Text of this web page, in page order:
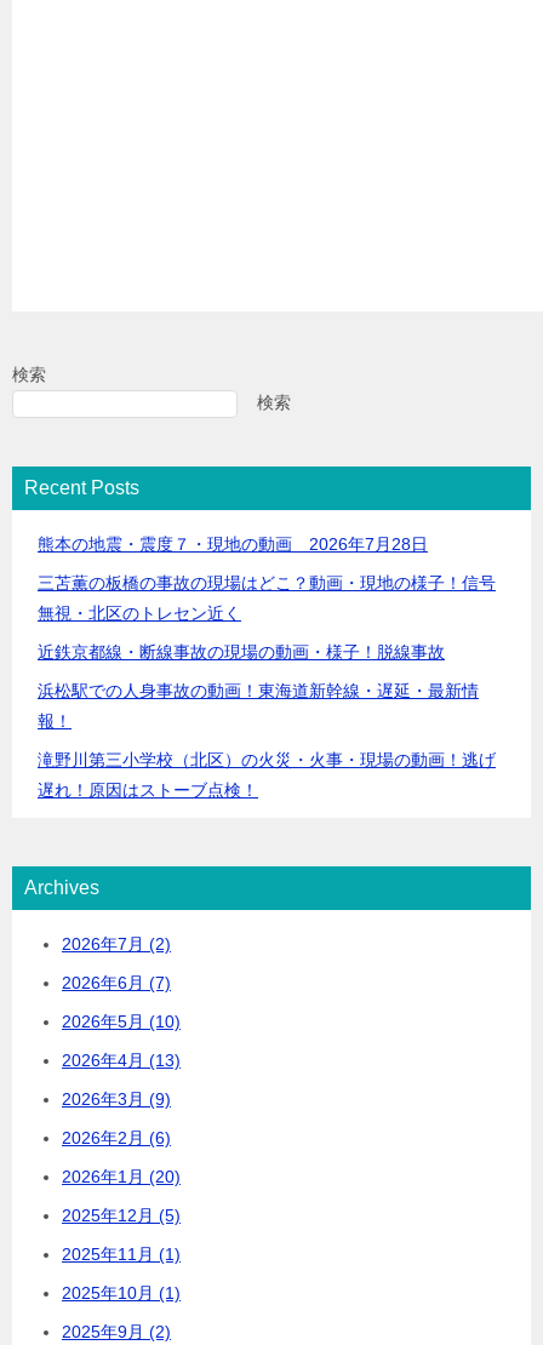
検索
検索
Recent Posts
熊本の地震・震度７・現地の動画 2026年7月28日
三苫薫の板橋の事故の現場はどこ？動画・現地の様子！信号
無視・北区のトレセン近く
近鉄京都線・断線事故の現場の動画・様子！脱線事故
浜松駅での人身事故の動画！東海道新幹線・遅延・最新情
報！
滝野川第三小学校（北区）の火災・火事・現場の動画！逃げ
遅れ！原因はストーブ点検！
Archives
2026年7月 (2)
2026年6月 (7)
2026年5月 (10)
2026年4月 (13)
2026年3月 (9)
2026年2月 (6)
2026年1月 (20)
2025年12月 (5)
2025年11月 (1)
2025年10月 (1)
2025年9月 (2)